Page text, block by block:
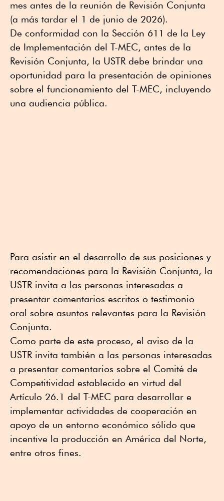
mes antes de la reunión de Revisión Conjunta
(a más tardar el 1 de junio de 2026).
De conformidad con la Sección 611 de la Ley
de Implementación del T-MEC, antes de la
Revisión Conjunta, la USTR debe brindar una
oportunidad para la presentación de opiniones
sobre el funcionamiento del T-MEC, incluyendo
una audiencia pública.
Para asistir en el desarrollo de sus posiciones y
recomendaciones para la Revisión Conjunta, la
USTR invita a las personas interesadas a
presentar comentarios escritos o testimonio
oral sobre asuntos relevantes para la Revisión
Conjunta.
Como parte de este proceso, el aviso de la
USTR invita también a las personas interesadas
a presentar comentarios sobre el Comité de
Competitividad establecido en virtud del
Artículo 26.1 del T-MEC para desarrollar e
implementar actividades de cooperación en
apoyo de un entorno económico sólido que
incentive la producción en América del Norte,
entre otros fines.